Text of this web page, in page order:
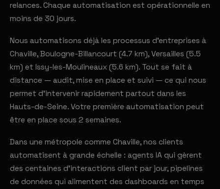
relances. Chaque automatisation est opérationnelle en
moins de 30 jours.
Nous automatisons déjà les processus d'entreprises à
Chaville, Boulogne-Billancourt (4.7 km), Versailles (5.5
km) et Issy-les-Moulineaux (5.6 km). Tout se fait à
distance — audit, mise en place et suivi — ce qui nous
permet d'intervenir rapidement partout dans les
Hauts-de-Seine. Votre première automatisation peut
être en place sous 2 semaines.
Dans une métropole comme Chaville, nos clients
automatisent à grande échelle : agents IA qui gèrent
des centaines d'interactions client par jour, pipelines
de données qui alimentent des dashboards en temps